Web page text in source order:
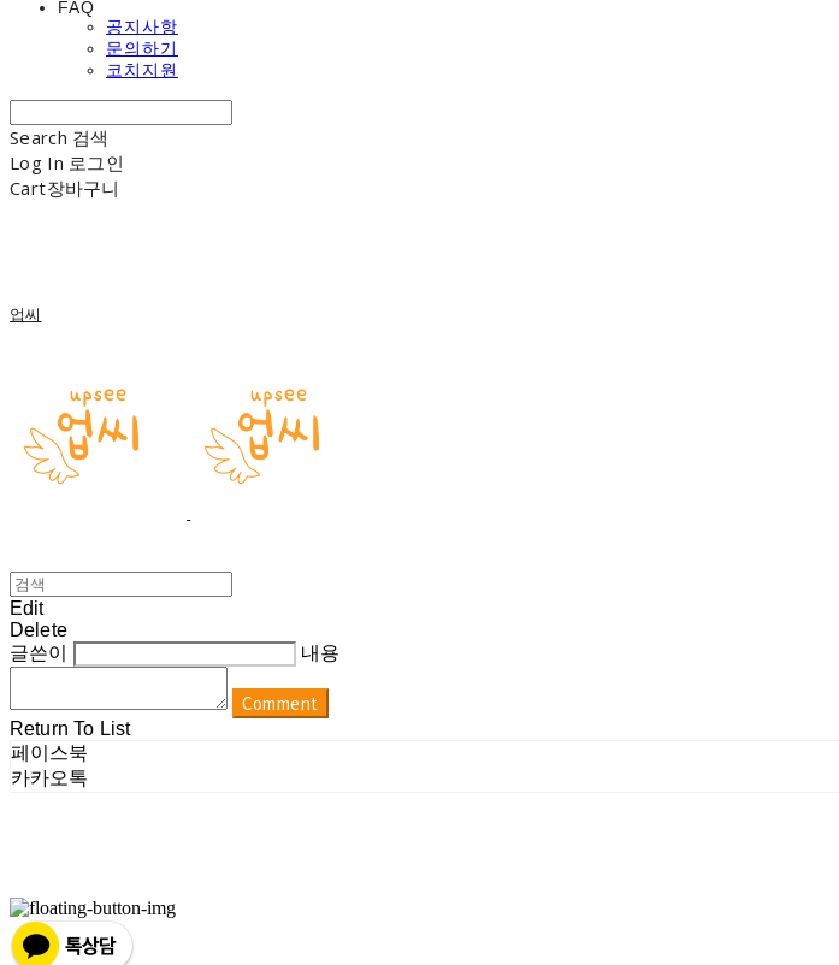
FAQ
공지사항
문의하기
코치지원
Search 검색
Log In 로그인
Cart장바구니
업씨
Edit
Delete
글쓴이
내용
Comment
Return To List
페이스북
카카오톡